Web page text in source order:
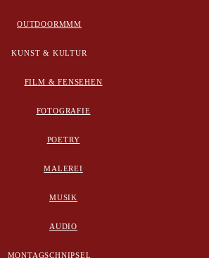
OUTDOORMMM
KUNST & KULTUR
FILM & FENSEHEN
FOTOGRAFIE
POETRY
MALEREI
MUSIK
AUDIO
MONTAGSCHNIPSEL